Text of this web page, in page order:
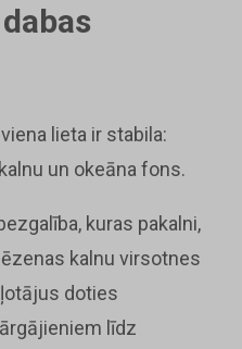
viena lieta ir stabila:
un okeāna fons.
kuras pakalni,
kalnu virsotnes
doties
līdz